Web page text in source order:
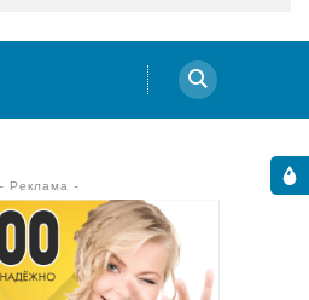
- Реклама -